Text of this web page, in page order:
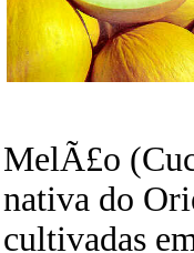
MelÃ£o
nativa do
cultivadas